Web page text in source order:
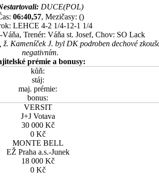
DUCE(POL)
06:40,57, Mezičasy: ()
LEHCE 4-2 1/4-12-1 1/4
Trenér: Váňa st. Josef, Chov: SO Lack
Kameníček J. byl DK podroben dechové
negativním.
prémie a bonusy:
kůň:
stáj:
maj. prémie:
bonus:
VERSIT
J+J Votava
30 000 Kč
0 Kč
MONTE BELL
EŽ Praha a.s.-Junek
18 000 Kč
0 Kč